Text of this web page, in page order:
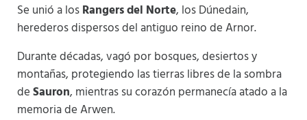
Se unió a losRangers del Norte, los Dúnedain,
herederos dispersos del antiguo reino de Arnor.
Durante décadas, vagó por bosques, desiertos y
montañas, protegiendo las tierras libres de la sombra
deSauron, mientras su corazón permanecía atado a la
memoria de Arwen.